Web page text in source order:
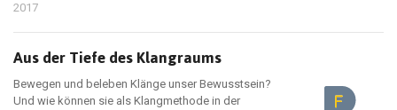
2017
Aus der Tiefe des Klangraums
Bewegen und beleben Klänge unser Bewusstsein?
Und wie können sie als Klangmethode in der